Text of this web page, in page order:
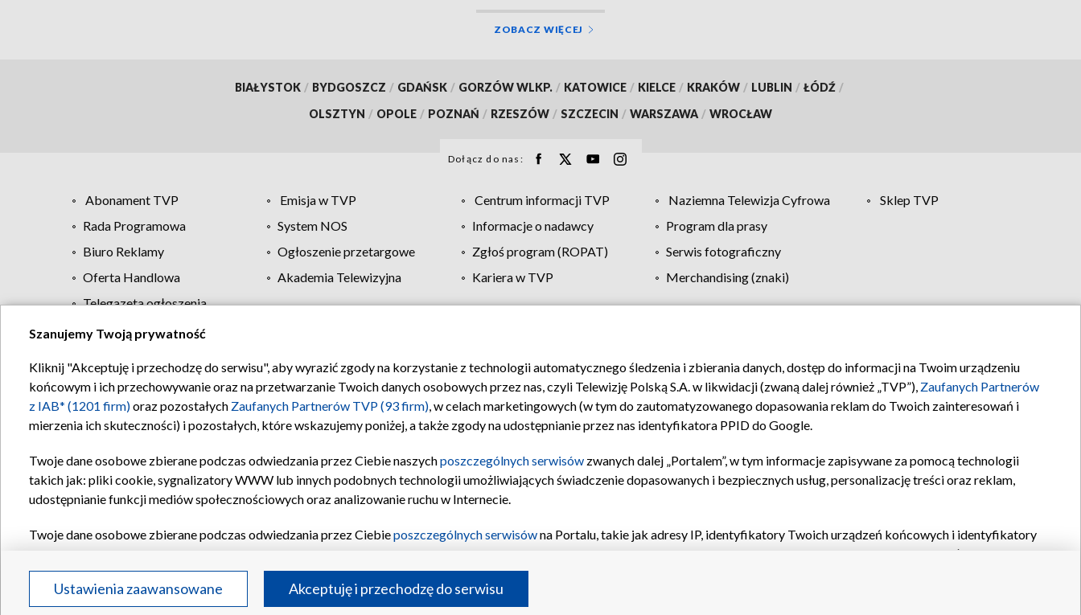
ZOBACZ WIĘCEJ
BIAŁYSTOK / BYDGOSZCZ / GDAŃSK / GORZÓW WLKP. / KATOWICE / KIELCE / KRAKÓW / LUBLIN / ŁÓDŹ /
OLSZTYN / OPOLE / POZNAŃ / RZESZÓW / SZCZECIN / WARSZAWA / WROCŁAW
Dołącz do nas:
Abonament TVP Emisja w TVP Centrum informacji TVP Naziemna Telewizja Cyfrowa
Sklep TVP
Rada Programowa
System NOS Informacje o nadawcy
Program dla prasy
Biuro Reklamy
Ogłoszenie przetargowe Zgłoś program (ROPAT)
Serwis fotograficzny
Oferta Handlowa
Akademia Telewizyjna Kariera w TVP
Merchandising (znaki)
Telegazeta ogłoszenia
Regulamin TVP Polityka prywatności Moje zgody Pomoc Biuro reklamy Kontakt
Szanujemy Twoją prywatność
Kliknij "Akceptuję i przechodzę do serwisu", aby wyrazić zgody na korzystanie z technologii automatycznego śledzenia i zbierania danych, dostęp do informacji na Twoim urządzeniu
końcowym i ich przechowywanie oraz na przetwarzanie Twoich danych osobowych przez nas, czyli Telewizję Polską S.A. w likwidacji (zwaną dalej również „TVP”), Zaufanych Partnerów
z IAB* (1201 firm)oraz pozostałych Zaufanych Partnerów TVP (93 firm), w celach marketingowych (w tym do zautomatyzowanego dopasowania reklam do Twoich zainteresowań i
mierzenia ich skuteczności) i pozostałych, które wskazujemy poniżej, a także zgody na udostępnianie przez nas identyfikatora PPID do Google.
Twoje dane osobowe zbierane podczas odwiedzania przez Ciebie naszychposzczególnych serwisów zwanych dalej „Portalem”, w tym informacje zapisywane za pomocą technologii
takich jak: pliki cookie, sygnalizatory WWW lub innych podobnych technologii umożliwiających świadczenie dopasowanych i bezpiecznych usług, personalizację treści oraz reklam,
udostępnianie funkcji mediów społecznościowych oraz analizowanie ruchu w Internecie.
Twoje dane osobowe zbierane podczas odwiedzania przez Ciebieposzczególnych serwisówna Portalu, takie jak adresy IP, identyfikatory Twoich urządzeń końcowych i identyfikatory
oraz pozostałych
Partnerów TVPdla realizacji następujących celów i funkcji: przechowywania informacji na urządzeniu lub dostęp do nich, wyboru podstawowych reklam, wyboru spersonalizowanych
reklam, tworzenia profilu spersonalizowanych reklam, tworzenia profilu spersonalizowanych treści, wyboru spersonalizowanych treści, pomiaru wydajności reklam, pomiaru wydajności
treści, stosowania badań rynkowych w celu generowania opinii odbiorców, opracowywania i ulepszania produktów, zapewnienia bezpieczeństwa, zapobiegania oszustwom i usuwania
Ustawienia zaawansowane Akceptuję i przechodzę do serwisu